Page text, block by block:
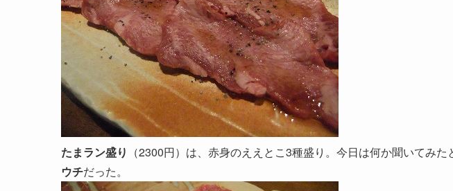
たまラン盛り （2300円）は、赤身のええとこ3種盛り。今日は何か聞いてみた
ウチだった。